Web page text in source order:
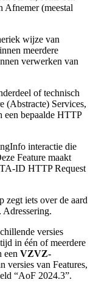
Afnemer (meestal
wijze van
meerdere
verwerken van
of technisch
(Abstracte) Services,
een bepaalde HTTP
interactie die
Feature maakt
ID HTTP Request
zegt iets over de aard
versies
in één of meerdere
een VZVZ-
versies van Features,
“AoF 2024.3”.